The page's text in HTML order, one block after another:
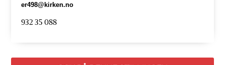
er498@kirken.no
932 35 088